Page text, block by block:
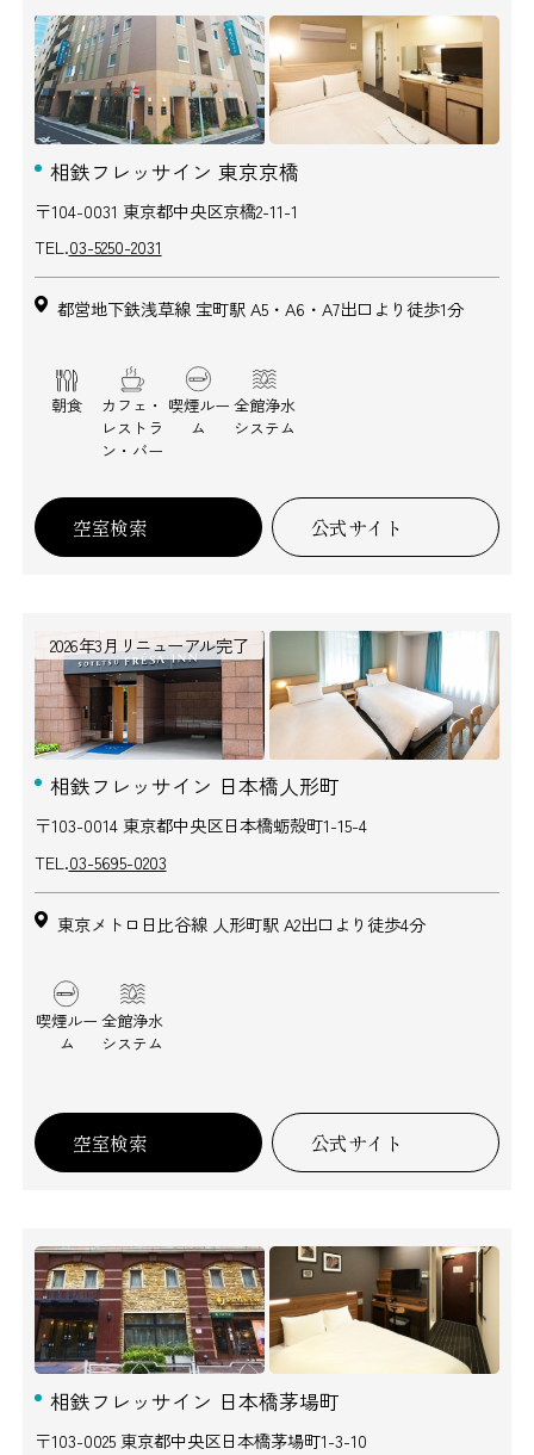
相鉄フレッサイン 東京京橋
〒104-0031 東京都中央区京橋2-11-1
TEL.03-5250-2031
都営地下鉄浅草線 宝町駅 A5・A6・A7出口より徒歩1分
朝食
カフェ・
レストラ
ン・バー
喫煙ルー
ム
全館浄水
システム
空室検索 公式サイト
2026年3月リニューアル完了
相鉄フレッサイン 日本橋人形町
〒103-0014 東京都中央区日本橋蛎殻町1-15-4
TEL.03-5695-0203
東京メトロ日比谷線 人形町駅 A2出口より徒歩4分
喫煙ルー
ム
全館浄水
システム
空室検索 公式サイト
相鉄フレッサイン 日本橋茅場町
〒103-0025 東京都中央区日本橋茅場町1-3-10